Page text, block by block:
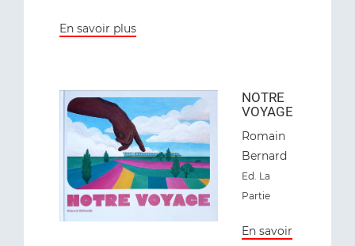
En savoir plus
NOTRE
VOYAGE
Romain
Bernard
Ed. La
Partie
En savoir